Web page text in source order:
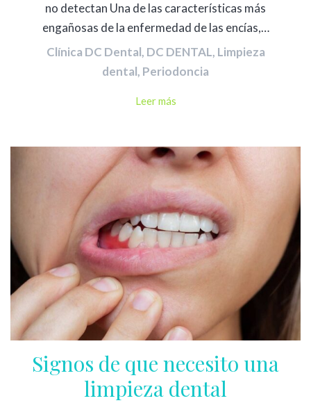
no detectan Una de las características más
engañosas de la enfermedad de las encías,…
Clínica DC Dental, DC DENTAL, Limpieza
dental, Periodoncia
Leer más
Signos de que necesito una
limpieza dental